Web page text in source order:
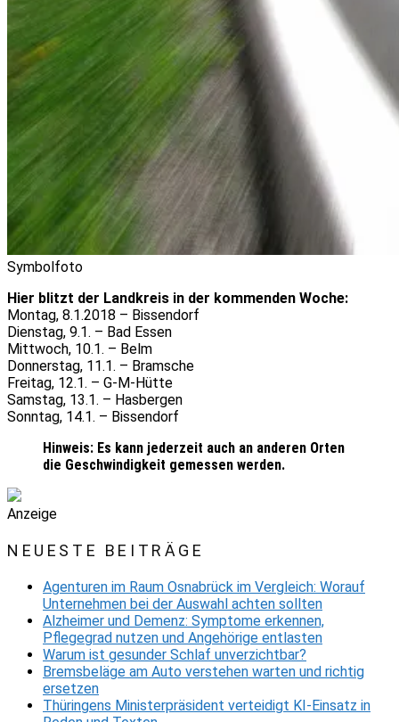
Symbolfoto
Hier blitzt der Landkreis in der kommenden Woche:
Montag, 8.1.2018 – Bissendorf
Dienstag, 9.1. – Bad Essen
Mittwoch, 10.1. – Belm
Donnerstag, 11.1. – Bramsche
Freitag, 12.1. – G-M-Hütte
Samstag, 13.1. – Hasbergen
Sonntag, 14.1. – Bissendorf
Hinweis: Es kann jederzeit auch an anderen Orten
die Geschwindigkeit gemessen werden.
Anzeige
NEUESTE BEITRÄGE
Agenturen im Raum Osnabrück im Vergleich: Worauf
Unternehmen bei der Auswahl achten sollten
Alzheimer und Demenz: Symptome erkennen,
Pflegegrad nutzen und Angehörige entlasten
Warum ist gesunder Schlaf unverzichtbar?
Bremsbeläge am Auto verstehen warten und richtig
ersetzen
Thüringens Ministerpräsident verteidigt KI-Einsatz in